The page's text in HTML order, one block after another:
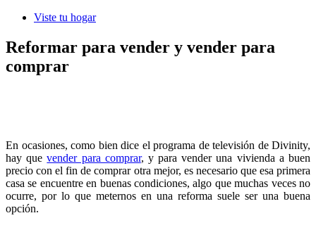
Viste tu hogar
Reformar para vender y vender para
comprar
En ocasiones, como bien dice el programa de televisión de Divinity,
hay quevender para comprar, y para vender una vivienda a buen
precio con el fin de comprar otra mejor, es necesario que esa primera
casa se encuentre en buenas condiciones, algo que muchas veces no
ocurre, por lo que meternos en una reforma suele ser una buena
opción.